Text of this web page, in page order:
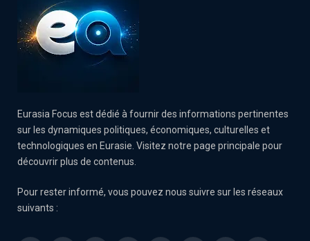
Eurasia Focus est dédié à fournir des informations pertinentes
sur les dynamiques politiques, économiques, culturelles et
technologiques en Eurasie. Visitez notre page principale pour
découvrir plus de contenus.
Pour rester informé, vous pouvez nous suivre sur les réseaux
suivants :